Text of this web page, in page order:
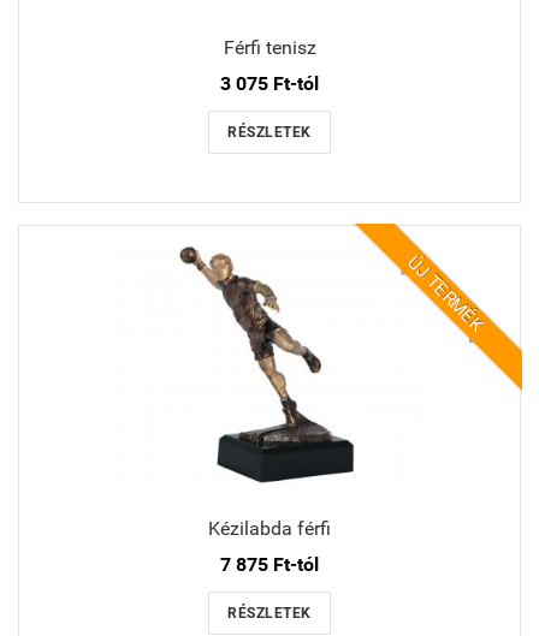
Férfi tenisz
3 075 Ft-tól
RÉSZLETEK
ÚJ TERMÉK
Kézilabda férfi
7 875 Ft-tól
RÉSZLETEK